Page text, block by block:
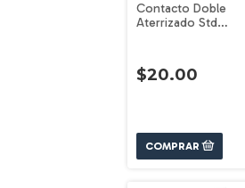
Contacto Doble
Aterrizado Std
$20.00